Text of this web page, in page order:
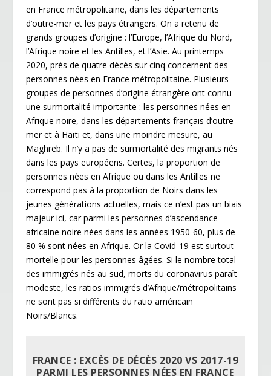
en France métropolitaine, dans les départements
d’outre-mer et les pays étrangers. On a retenu de
grands groupes d’origine : l’Europe, l’Afrique du Nord,
l’Afrique noire et les Antilles, et l’Asie. Au printemps
2020, près de quatre décès sur cinq concernent des
personnes nées en France métropolitaine. Plusieurs
groupes de personnes d’origine étrangère ont connu
une surmortalité importante : les personnes nées en
Afrique noire, dans les départements français d’outre-
mer et à Haïti et, dans une moindre mesure, au
Maghreb. Il n’y a pas de surmortalité des migrants nés
dans les pays européens. Certes, la proportion de
personnes nées en Afrique ou dans les Antilles ne
correspond pas à la proportion de Noirs dans les
jeunes générations actuelles, mais ce n’est pas un biais
majeur ici, car parmi les personnes d’ascendance
africaine noire nées dans les années 1950-60, plus de
80 % sont nées en Afrique. Or la Covid-19 est surtout
mortelle pour les personnes âgées. Si le nombre total
des immigrés nés au sud, morts du coronavirus paraît
modeste, les ratios immigrés d’Afrique/métropolitains
ne sont pas si différents du ratio américain
Noirs/Blancs.
FRANCE : EXCÈS DE DÉCÈS 2020 VS 2017-19
PARMI LES PERSONNES NÉES EN FRANCE